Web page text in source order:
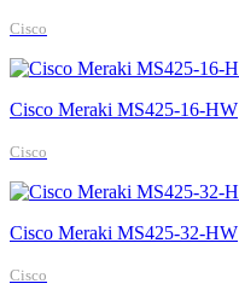
Cisco
Cisco Meraki MS425-16-HW
Cisco
Cisco Meraki MS425-32-HW
Cisco